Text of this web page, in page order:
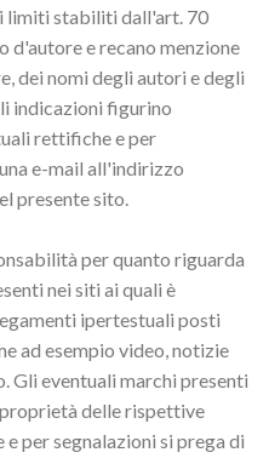
limiti stabiliti dall'art. 70
e recano menzione
dei nomi degli autori e degli
indicazioni figurino
rettifiche e per
e-mail all'indirizzo
presente sito.
per quanto riguarda
nei siti ai quali è
ipertestuali posti
ad esempio video, notizie
Gli eventuali marchi presenti
delle rispettive
per segnalazioni si prega di